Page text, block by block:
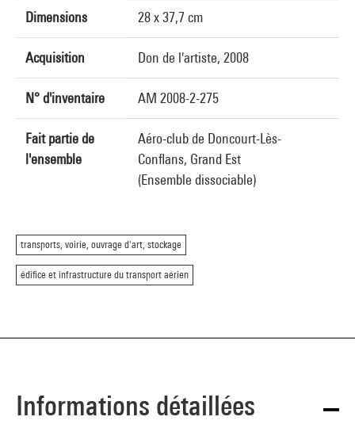
Dimensions 28 x 37,7 cm
Acquisition Don de l'artiste, 2008
N° d'inventaire AM 2008-2-275
Fait partie de
l'ensemble
Aéro-club de Doncourt-Lès-
Conflans, Grand Est
(Ensemble dissociable)
transports, voirie, ouvrage d'art, stockage
édifice et infrastructure du transport aérien
Informations détaillées